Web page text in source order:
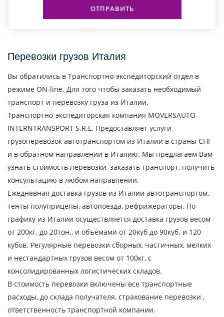
ОТПРАВИТЬ
Перевозки грузов Италия
Вы обратились в Транспортно-экспедиторский отдел в
режиме ON-line. Для того чтобы заказать необходимый
транспорт и перевозку груза из Италии.
Транспортно-экспедиторская компания MOVERSAUTO-
INTERNTRANSPORT S.R.L. Предоставляет услуги
грузоперевозок автотранспортом из Италии в страны СНГ
и в обратном направлении в Италию. Мы предлагаем Вам
узнать стоимость перевозки, заказать транспорт, получить
консультацию в любом направлении.
Ежедневная доставка грузов из Италии автотранспортом,
тенты полуприцепы, автопоезда, рефрижераторы. По
графику из Италии осуществляется доставка грузов весом
от 200кг. до 20тон., и объёмами от 20куб до 90куб. и 120
кубов. Регулярные перевозки сборных, частичных, мелких
и нестандартных грузов весом от 100кг, с
консолидированных логистических складов.
В стоимость перевозки включены все транспортные
расходы, до склада получателя, страхование перевозки ,
ответственность транспортной компании.
Узнать стоимость
перевозки
Страна загрузки
Страна выгрузки